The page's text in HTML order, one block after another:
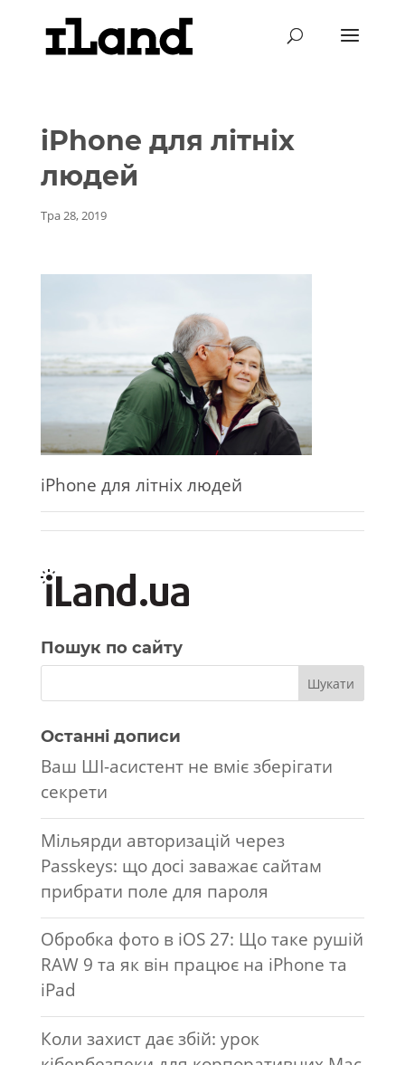
iPhone для літніх
людей
Тра 28, 2019
iPhone для літніх людей
Пошук по сайту
Останні дописи
Ваш ШІ-асистент не вміє зберігати
секрети
Мільярди авторизацій через
Passkeys: що досі заважає сайтам
прибрати поле для пароля
Обробка фото в iOS 27: Що таке рушій
RAW 9 та як він працює на iPhone та
iPad
Коли захист дає збій: урок